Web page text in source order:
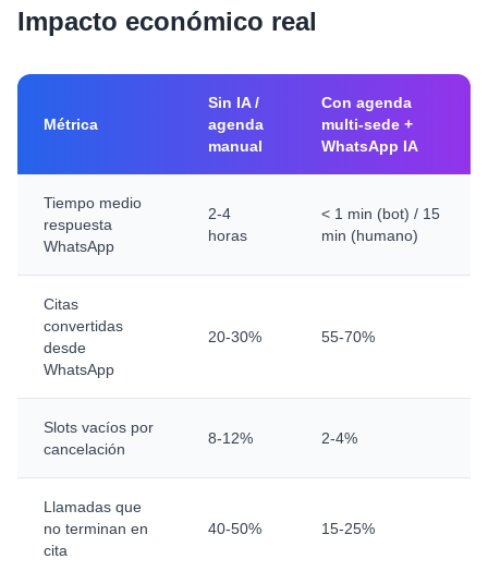
Impacto económico real
Métrica
Sin IA /
agenda
manual
Con agenda
multi-sede +
WhatsApp IA
Tiempo medio
respuesta
WhatsApp
2-4
horas
< 1 min (bot) / 15
min (humano)
Citas
convertidas
desde
WhatsApp
20-30% 55-70%
Slots vacíos por
cancelación
8-12% 2-4%
Llamadas que
no terminan en
cita
40-50% 15-25%